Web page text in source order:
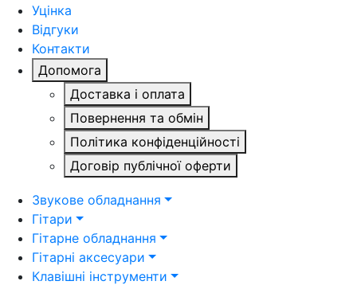
Уцінка
Відгуки
Контакти
Допомога
Доставка і оплата
Повернення та обмін
Політика конфіденційності
Договір публічної оферти
Звукове обладнання
Гітари
Гітарне обладнання
Гітарні аксесуари
Клавішні інструменти